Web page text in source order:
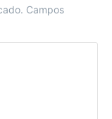
Campos